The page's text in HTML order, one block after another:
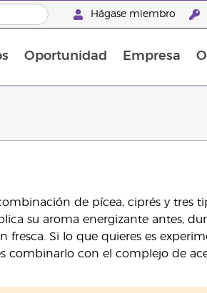
Hágase miembro
Oportunidad Empresa
de pícea, ciprés y tres
su aroma energizante antes,
Si lo que quieres es
combinarlo con el complejo de